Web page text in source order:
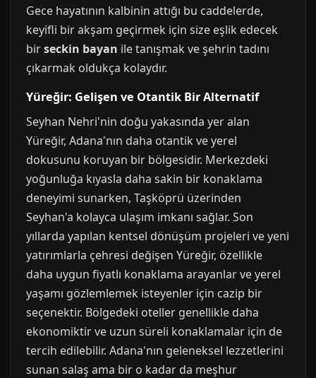
Gece hayatının kalbinin attığı bu caddelerde,
keyifli bir akşam geçirmek için size eşlik edecek
birseckin bayan ile tanışmak ve şehrin tadını
çıkarmak oldukça kolaydır.
Yüreğir: Gelişen ve Otantik Bir Alternatif
Seyhan Nehri'nin doğu yakasında yer alan
Yüreğir, Adana'nın daha otantik ve yerel
dokusunu koruyan bir bölgesidir. Merkezdeki
yoğunluğa kıyasla daha sakin bir konaklama
deneyimi sunarken, Taşköprü üzerinden
Seyhan'a kolayca ulaşım imkanı sağlar. Son
yıllarda yapılan kentsel dönüşüm projeleri ve yeni
yatırımlarla çehresi değişen Yüreğir, özellikle
daha uygun fiyatlı konaklama arayanlar ve yerel
yaşamı gözlemlemek isteyenler için cazip bir
seçenektir. Bölgedeki oteller genellikle daha
ekonomiktir ve uzun süreli konaklamalar için de
tercih edilebilir. Adana'nın geleneksel lezzetlerini
sunan salaş ama bir o kadar da meşhur